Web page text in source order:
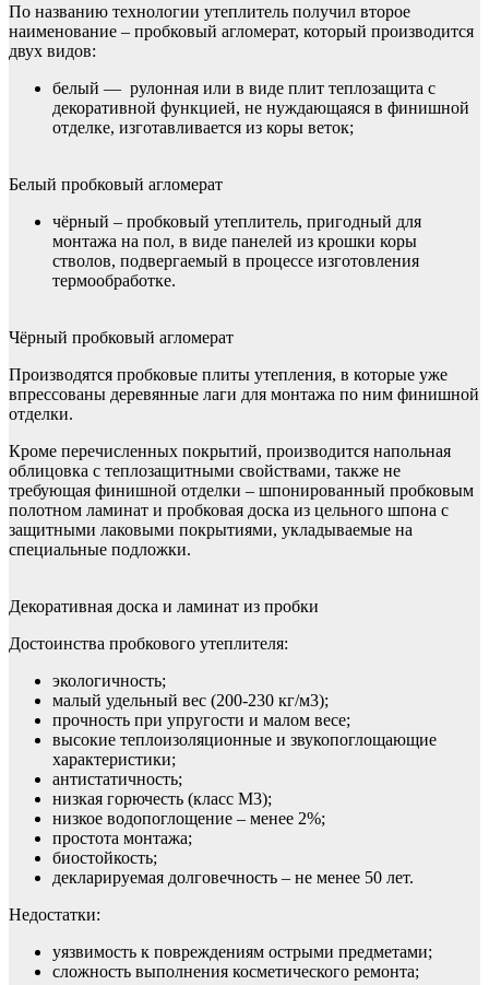
По названию технологии утеплитель получил второе
наименование – пробковый агломерат, который производится
двух видов:
белый — рулонная или в виде плит теплозащита с
декоративной функцией, не нуждающаяся в финишной
отделке, изготавливается из коры веток;
Белый пробковый агломерат
чёрный – пробковый утеплитель, пригодный для
монтажа на пол, в виде панелей из крошки коры
стволов, подвергаемый в процессе изготовления
термообработке.
Чёрный пробковый агломерат
Производятся пробковые плиты утепления, в которые уже
впрессованы деревянные лаги для монтажа по ним финишной
отделки.
Кроме перечисленных покрытий, производится напольная
облицовка с теплозащитными свойствами, также не
требующая финишной отделки – шпонированный пробковым
полотном ламинат и пробковая доска из цельного шпона с
защитными лаковыми покрытиями, укладываемые на
специальные подложки.
Декоративная доска и ламинат из пробки
Достоинства пробкового утеплителя:
экологичность;
малый удельный вес (200-230 кг/м3);
прочность при упругости и малом весе;
высокие теплоизоляционные и звукопоглощающие
характеристики;
антистатичность;
низкая горючесть (класс М3);
низкое водопоглощение – менее 2%;
простота монтажа;
биостойкость;
декларируемая долговечность – не менее 50 лет.
Недостатки:
уязвимость к повреждениям острыми предметами;
сложность выполнения косметического ремонта;